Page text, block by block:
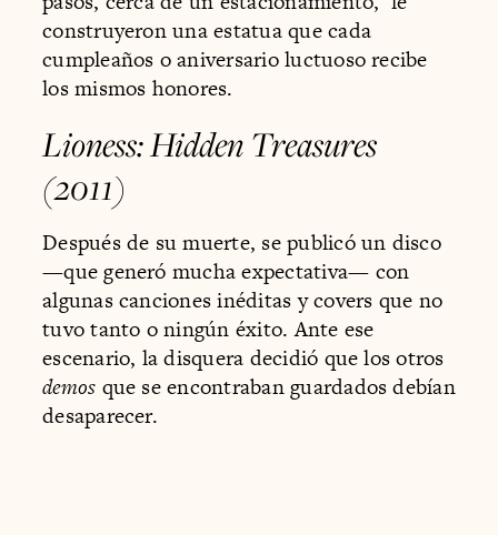
construyeron una estatua que cada
cumpleaños o aniversario luctuoso recibe
los mismos honores.
Lioness: Hidden Treasures
(2011)
Después de su muerte, se publicó un disco
—que generó mucha expectativa— con
algunas canciones inéditas y covers que no
tuvo tanto o ningún éxito. Ante ese
escenario, la disquera decidió que los otros
demos que se encontraban guardados debían
desaparecer.